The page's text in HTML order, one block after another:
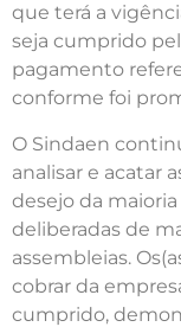
que terá a
seja cumprido
pagamento
conforme foi
O Sindaen
analisar e acatar
desejo da maioria
deliberadas de
assembleias.
cobrar da
cumprido,